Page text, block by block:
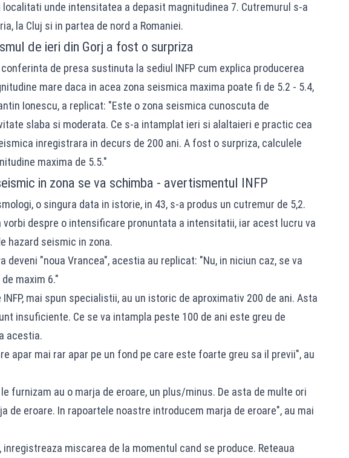
localitati unde intensitatea a depasit magnitudinea 7. Cutremurul s-a
la Cluj si in partea de nord a Romaniei.
de ieri din Gorj a fost o surpriza
de presa sustinuta la sediul INFP cum explica producerea
mare daca in acea zona seismica maxima poate fi de 5.2 - 5.4,
Ionescu, a replicat: "Este o zona seismica cunoscuta de
slaba si moderata. Ce s-a intamplat ieri si alaltaieri e practic cea
inregistrara in decurs de 200 ani. A fost o surpriza, calculele
maxima de 5.5."
in zona se va schimba - avertismentul INFP
o singura data in istorie, in 43, s-a produs un cutremur de 5,2.
vorbi despre o intensificare pronuntata a intensitatii, iar acest lucru va
hazard seismic in zona.
deveni "noua Vrancea", acestia au replicat: "Nu, in niciun caz, se va
maxim 6."
mai spun specialistii, au un istoric de aproximativ 200 de ani. Asta
insuficiente. Ce se va intampla peste 100 de ani este greu de
acestia.
apar mai rar apar pe un fond pe care este foarte greu sa il previi", au
furnizam au o marja de eroare, un plus/minus. De asta de multe ori
de eroare. In rapoartele noastre introducem marja de eroare", au mai
inregistreaza miscarea de la momentul cand se produce. Reteaua